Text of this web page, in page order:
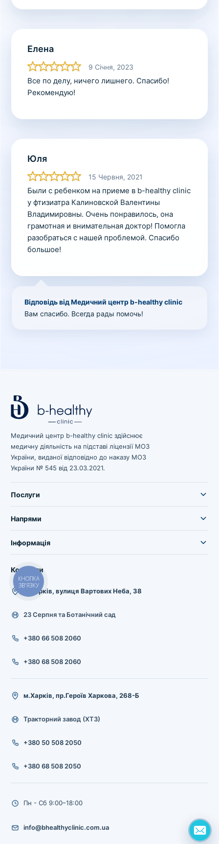
Елена
9 Січня, 2023
Все по делу, ничего лишнего. Спасибо!
Рекомендую!
Юля
15 Червня, 2021
Были с ребенком на приеме в b-healthy clinic
у фтизиатра Калиновской Валентины
Владимировны. Очень понравилось, она
грамотная и внимательная доктор! Помогла
разобраться с нашей проблемой. Спасибо
большое!
Відповідь від Медичний центр b-healthy clinic
Вам спасибо. Всегда рады помочь!
Медичний центр b-healthy clinic здійснює
медичну діяльність на підставі ліцензії МОЗ
України, виданої відповідно до наказу МОЗ
України № 545 від 23.03.2021.
Послуги
Напрями
Інформація
Контакти
м.Харків, вулиця Вартових Неба, 38
23 Серпня та Ботанічний сад
+380 66 508 2060
+380 68 508 2060
м.Харків, пр.Героїв Харкова, 268-Б
Тракторний завод (ХТЗ)
+380 50 508 2050
+380 68 508 2050
Пн - Сб 9:00–18:00
info@bhealthyclinic.com.ua
КНОПКА
ЗВ'ЯЗКУ